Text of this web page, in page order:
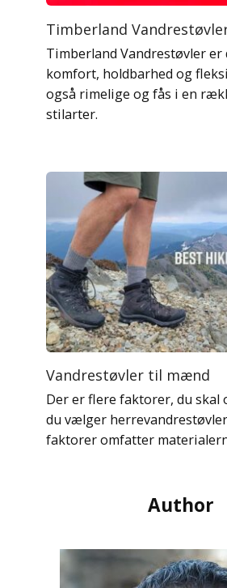
Timberland
Timberland Vandrestøvler
komfort, holdbarhed og
også rimelige og fås i en
stilarter.
Vandrestøvler til mænd
Der er flere faktorer, du skal
du vælger
faktorer omfatter
Author